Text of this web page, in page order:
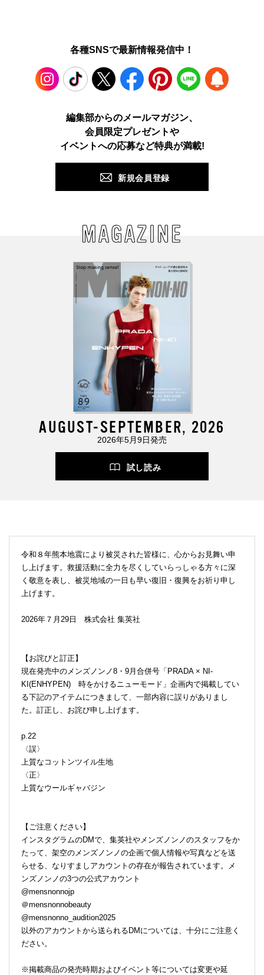
各種SNSで最新情報発信中！
TikTok Facebook Pinterest LINE
編集部からのメールマガジン、
会員限定プレゼントや
イベントへの応募など特典が満載!
新規会員登録
MAGAZINE
AUGUST-SEPTEMBER, 2026
2026年5月9日発売
試し読み
令和８年熊本地震により被災された皆様に、心からお見舞い申
し上げます。救援活動に全力を尽くしていらっしゃる方々に深
く敬意を表し、被災地域の一日も早い復旧・復興をお祈り申し
上げます。
2026年７月29日 株式会社 集英社
【お詫びと訂正】
現在発売中のメンズノンノ8・9月合併号「PRADA × NI-
KI(ENHYPEN) 時をかけるニューモード」企画内で掲載してい
る下記のアイテムにつきまして、一部内容に誤りがありまし
た。訂正し、お詫び申し上げます。
p.22
〈誤〉
上質なコットンツイル生地
〈正〉
上質なウールギャバジン
【ご注意ください】
インスタグラムのDMで、集英社やメンズノンノのスタッフをか
たって、架空のメンズノンノの企画で個人情報や写真などを送
らせる、なりすましアカウントの存在が報告されています。メ
ンズノンノの3つの公式アカウント
@mensnonnojp
＠mensnonnobeauty
@mensnonno_audition2025
以外のアカウントから送られるDMについては、十分にご注意く
ださい。
※掲載商品の発売時期およびイベント等については変更や延